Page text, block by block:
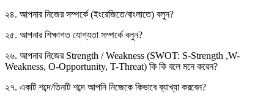
২৪. আপনার নিজের সম্পর্কে (ইংরেজিতে/বাংলাতে) বলুন?
২৫. আপনার শিক্ষাগত যোগ্যতা সম্পর্কে বলুন?
২৬. আপনার নিজের Strength / Weakness (SWOT: S-Strength ,W-
Weakness, O-Opportunity, T-Threat) কি কি বলে মনে করেন?
২৭. একটি শব্দে/তিনটি শব্দে আপনি নিজেকে কিভাবে ব্যাখ্যা করবেন?